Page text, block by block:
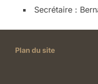
Secrétaire :
Plan du site